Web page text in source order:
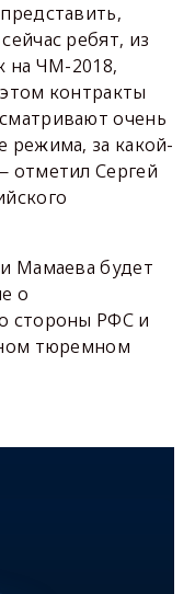
ребят, из
на ЧМ-2018,
контракты
очень
режима, за какой-
отметил Сергей
Мамаева будет
о
стороны РФС и
тюремном